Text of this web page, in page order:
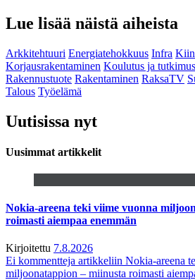
Lue lisää näistä aiheista
Arkkitehtuuri Energiatehokkuus Infra
Korjausrakentaminen Koulutus ja tutkimus
Rakennustuote Rakentaminen RaksaTV
Talous Työelämä
Uutisissa nyt
Uusimmat artikkelit
Nokia-areena teki viime vuonna
roimasti aiempaa enemmän
Kirjoitettu 7.8.2026
Ei kommentteja artikkeliin Nokia-areena
miljoonatappion – miinusta roimasti